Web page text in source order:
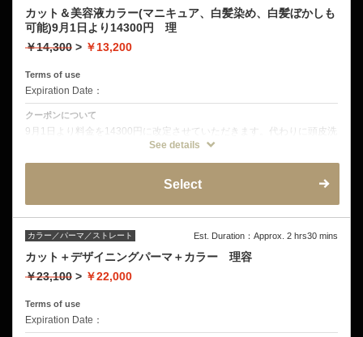
カット＆美容液カラー(マニキュア、白髪染め、白髪ぼかしも
可能)9月1日より14300円 理
￥14,300 > ￥13,200
Terms of use
Expiration Date：
クーポンについて
9月1日より料金を14300円に改定させていただきます。代わりに頭皮洗
浄がメニューにセットとなり、よりカラーの残留を残さず施術すること
カラー、白髪染め、マニキュアとなります。残留アルカリを除去するヘ
ブリーチなどの特殊カラーはタブを一番右までスクロールし、そちらか
See details
Select
カラー／パーマ／ストレート Est. Duration：Approx. 2 hrs30 mins
カット＋デザイニングパーマ＋カラー 理容
￥23,100 > ￥22,000
Terms of use
Expiration Date：